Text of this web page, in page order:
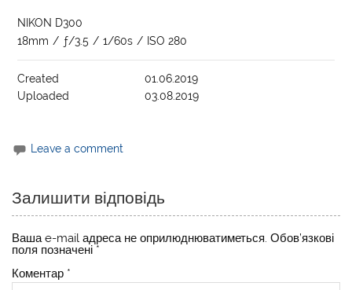
NIKON D300
18mm / ƒ/3.5 / 1/60s / ISO 280
Created
01.06.2019
Uploaded
03.08.2019
Leave a comment
Залишити відповідь
Ваша e-mail адреса не оприлюднюватиметься. Обов’язкові
поля позначені *
Коментар *